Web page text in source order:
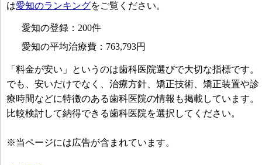
は愛知のランキングをご覧ください。
愛知の登録：200件
愛知の平均治療費：763,793円
「料金が安い」というのは歯科医院選びで大切な指標です。
でも、安いだけでなく、治療方針、矯正技術、矯正装置や診
療時間などに特徴のある歯科医院の情報も掲載しています。
比較検討して納得できる歯科医院を選択してください。
※当ページには広告が含まれています。